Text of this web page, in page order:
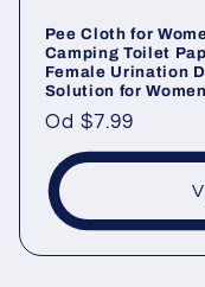
Pee Cloth for
Camping Toilet
Female Urination
Solution for
Běžná
cena
Od $7.99